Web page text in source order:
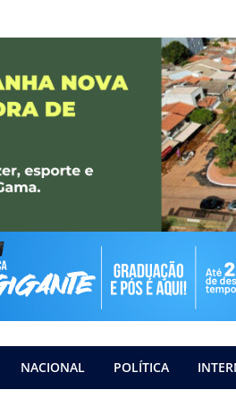
NACIONAL POLÍTICA